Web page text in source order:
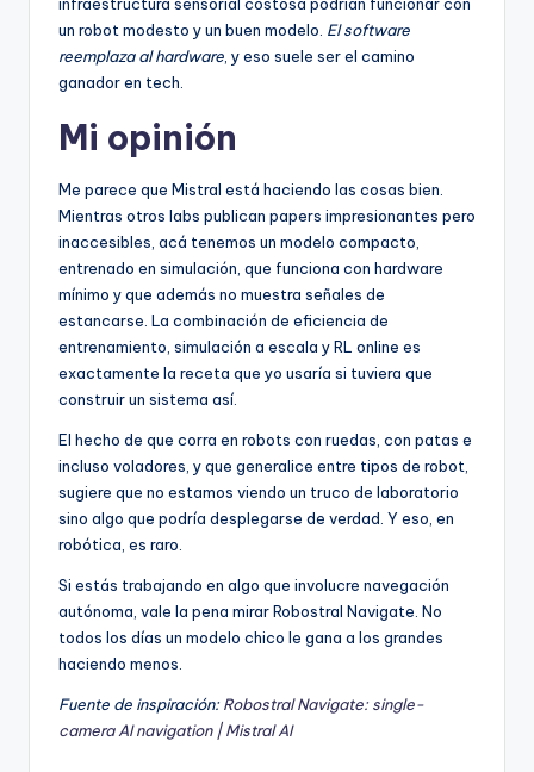
un robot modesto y un buen modelo. El software
reemplaza al hardware , y eso suele ser el camino
ganador en tech.
Mi opinión
Me parece que Mistral está haciendo las cosas bien.
Mientras otros labs publican papers impresionantes pero
inaccesibles, acá tenemos un modelo compacto,
entrenado en simulación, que funciona con hardware
mínimo y que además no muestra señales de
estancarse. La combinación de eficiencia de
entrenamiento, simulación a escala y RL online es
exactamente la receta que yo usaría si tuviera que
construir un sistema así.
El hecho de que corra en robots con ruedas, con patas e
incluso voladores, y que generalice entre tipos de robot,
sugiere que no estamos viendo un truco de laboratorio
sino algo que podría desplegarse de verdad. Y eso, en
robótica, es raro.
Si estás trabajando en algo que involucre navegación
autónoma, vale la pena mirar Robostral Navigate. No
todos los días un modelo chico le gana a los grandes
haciendo menos.
Fuente de inspiración:Robostral Navigate: single-
camera AI navigation | Mistral AI